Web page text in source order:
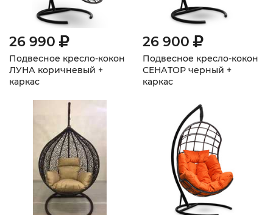
26 990
Подвесное кресло-кокон
ЛУНА коричневый +
каркас
26 900
Подвесное кресло-кокон
СЕНАТОР черный +
каркас